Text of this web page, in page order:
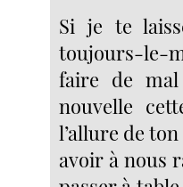
Si je te
toujours-le-
faire de
nouvelle
l’allure de
avoir à nous